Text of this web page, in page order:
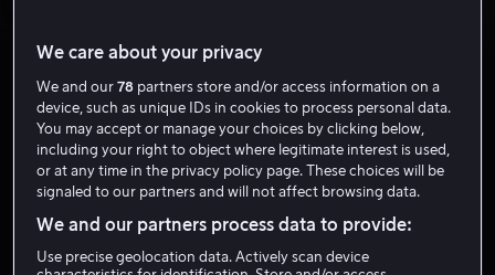
What's Love Got to Do with It
We care about your privacy
We and our78 partners store and/or access information on a
device, such as unique IDs in cookies to process personal data.
You may accept or manage your choices by clicking below,
including your right to object where legitimate interest is used,
or at any time in the privacy policy page. These choices will be
signaled to our partners and will not affect browsing data.
We and our partners process data to provide:
Use precise geolocation data. Actively scan device